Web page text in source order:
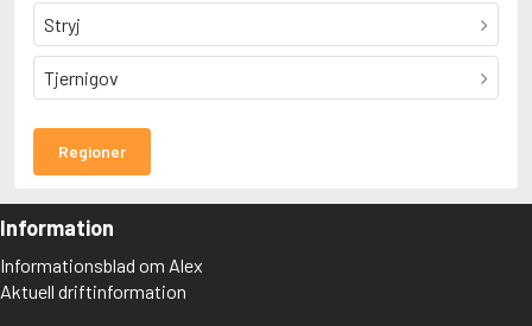
Stryj
Tjernigov
Regioner
Information
Informationsblad om Alex
Aktuell driftinformation